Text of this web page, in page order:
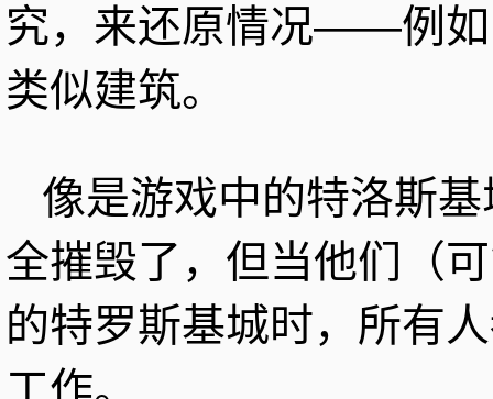
究，来还原情况——例如
类似建筑。
像是游戏中的特洛斯
全摧毁了，但当他们（
的特罗斯基城时，所有
工作。